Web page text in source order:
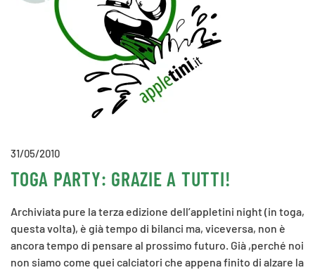
31/05/2010
TOGA PARTY: GRAZIE A TUTTI!
Archiviata pure la terza edizione dell’appletini night (in toga,
questa volta), è già tempo di bilanci ma, viceversa, non è
ancora tempo di pensare al prossimo futuro. Già ,perché noi
non siamo come quei calciatori che appena finito di alzare la